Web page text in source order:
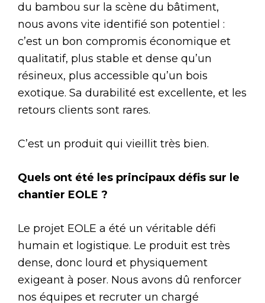
du bambou sur la scène du bâtiment,
nous avons vite identifié son potentiel :
c’est un bon compromis économique et
qualitatif, plus stable et dense qu’un
résineux, plus accessible qu’un bois
exotique. Sa durabilité est excellente, et les
retours clients sont rares.
C’est un produit qui vieillit très bien.
Quels ont été les principaux défis sur le
chantier EOLE ?
Le projet EOLE a été un véritable défi
humain et logistique. Le produit est très
dense, donc lourd et physiquement
exigeant à poser. Nous avons dû renforcer
nos équipes et recruter un chargé